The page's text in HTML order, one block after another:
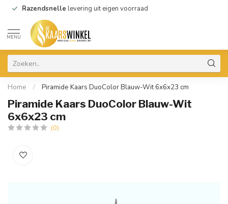
Razendsnelle levering uit eigen voorraad
MENU
Home / Piramide Kaars DuoColor Blauw-Wit 6x6x23 cm
Piramide Kaars DuoColor Blauw-Wit
6x6x23 cm
(0)